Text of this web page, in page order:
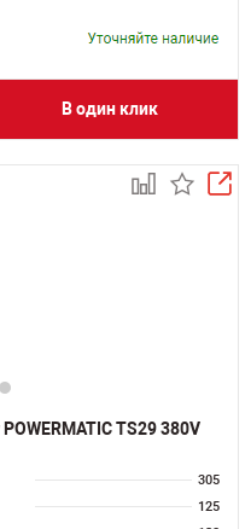
В один клик
TS29 380V
305
125